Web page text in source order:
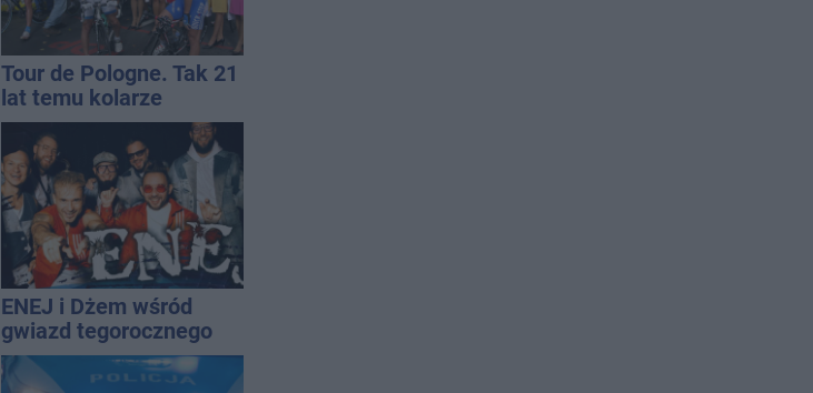
Tour de Pologne. Tak 21
lat temu kolarze
startowali z
Inowrocławia
ENEJ i Dżem wśród
gwiazd tegorocznego
święta miasta